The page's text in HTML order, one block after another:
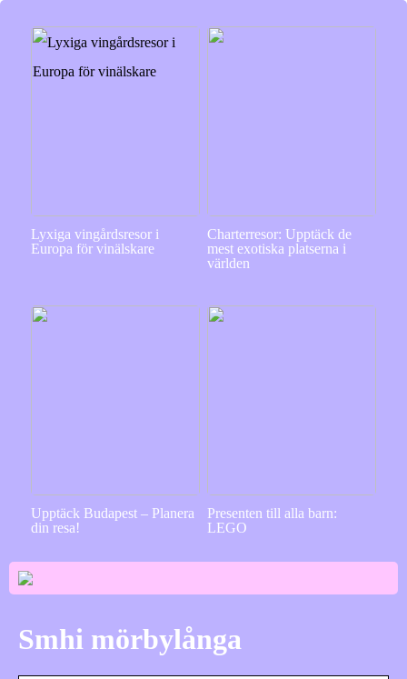
Lyxiga vingårdsresor i
Europa för vinälskare
Charterresor: Upptäck de
mest exotiska platserna i
världen
Upptäck Budapest – Planera
din resa!
Presenten till alla barn:
LEGO
Smhi mörbylånga